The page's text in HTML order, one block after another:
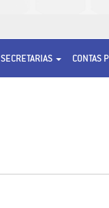
SECRETARIAS CONTAS